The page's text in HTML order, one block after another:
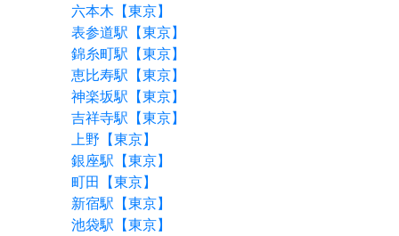
六本木【東京】
表参道駅【東京】
錦糸町駅【東京】
恵比寿駅【東京】
神楽坂駅【東京】
吉祥寺駅【東京】
上野【東京】
銀座駅【東京】
町田【東京】
新宿駅【東京】
池袋駅【東京】